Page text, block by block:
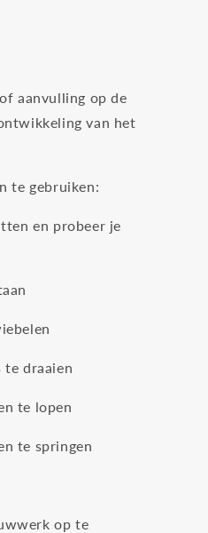
aanvulling op de
van het
te gebruiken:
en probeer je
te draaien
te lopen
te springen
op te